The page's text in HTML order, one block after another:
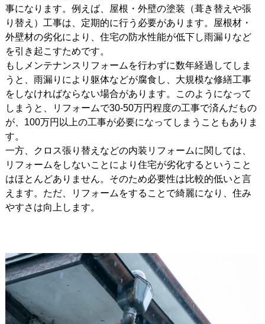
事になります。例えば、屋根・外壁の塗装（葺き替えや張
り替え）工事は、定期的に行う必要があります。屋根材・
外壁材の劣化により、住宅の防水性能が低下し雨漏りなど
を引き起こすためです。
もしメンテナンスリフォームを行わずに数年経過してしま
うと、雨漏りにより躯体などが腐食し、大規模な修繕工事
をしなければならない場合があります。このようになって
しまうと、リフォームで30-50万円程度の工事で済んだもの
が、100万円以上の工事が必要になってしまうこともありま
す。
一方、クロス張り替えなどの内装リフォームに関しては、
リフォームをしないことにより住宅が劣化するということ
はほとんどありません。そのため必要性は比較的低いと言
えます。ただ、リフォームをすることで綺麗になり、住み
やすさは向上します。